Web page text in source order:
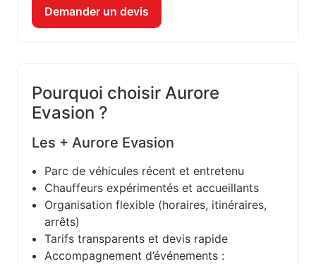
Demander un devis
Pourquoi choisir Aurore
Evasion ?
Les + Aurore Evasion
Parc de véhicules récent et entretenu
Chauffeurs expérimentés et accueillants
Organisation flexible (horaires, itinéraires,
arrêts)
Tarifs transparents et devis rapide
Accompagnement d’événements :